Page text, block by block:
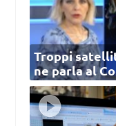
Troppi
ne parla al